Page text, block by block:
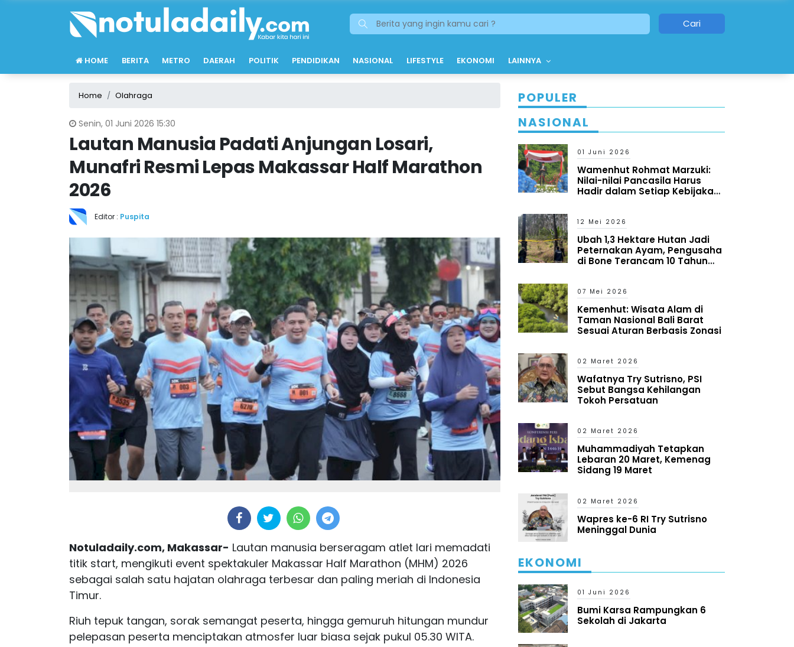
Cari
HOME BERITA METRO DAERAH POLITIK PENDIDIKAN NASIONAL LIFESTYLE EKONOMI LAINNYA
Home Olahraga
Senin, 01 Juni 2026 15:30
Lautan Manusia Padati Anjungan Losari,
Munafri Resmi Lepas Makassar Half Marathon
2026
Editor : Puspita
Notuladaily.com, Makassar- Lautan manusia berseragam atlet lari memadati
titik start, mengikuti event spektakuler Makassar Half Marathon (MHM) 2026
sebagai salah satu hajatan olahraga terbesar dan paling meriah di Indonesia
Timur.
Riuh tepuk tangan, sorak semangat peserta, hingga gemuruh hitungan mundur
pelepasan peserta menciptakan atmosfer luar biasa sejak pukul 05.30 WITA.
POPULER
NASIONAL
01 Juni 2026
Wamenhut Rohmat Marzuki:
Nilai-nilai Pancasila Harus
Hadir dalam Setiap Kebijakan
12 Mei 2026
Ubah 1,3 Hektare Hutan Jadi
Peternakan Ayam, Pengusaha
di Bone Terancam 10 Tahun
07 Mei 2026
Kemenhut: Wisata Alam di
Taman Nasional Bali Barat
Sesuai Aturan Berbasis Zonasi
02 Maret 2026
Wafatnya Try Sutrisno, PSI
Sebut Bangsa Kehilangan
Tokoh Persatuan
02 Maret 2026
Muhammadiyah Tetapkan
Lebaran 20 Maret, Kemenag
Sidang 19 Maret
02 Maret 2026
Wapres ke-6 RI Try Sutrisno
Meninggal Dunia
EKONOMI
01 Juni 2026
Bumi Karsa Rampungkan 6
Sekolah di Jakarta